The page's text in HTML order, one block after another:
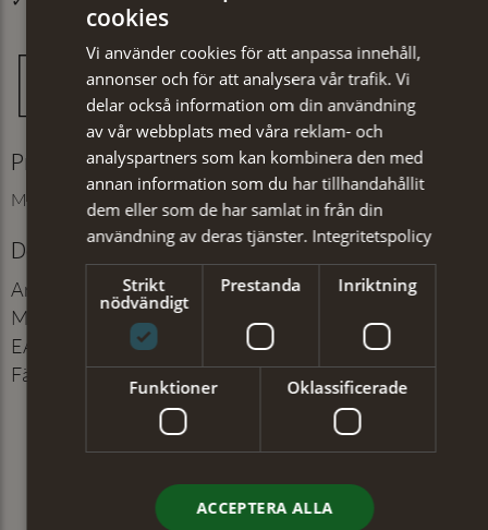
Produktinformation
Mått: 53x53 cm
Detaljer
Artikelnummer:
102885521
Material
100% Silke
EAN
7350171063346
Färg
Röd
cookies
Vi använder cookies för att anpassa innehåll,
annonser och för att analysera vår trafik. Vi
delar också information om din användning
av vår webbplats med våra reklam- och
analyspartners som kan kombinera den med
annan information som du har tillhandahållit
dem eller som de har samlat in från din
användning av deras tjänster. Integritetspolicy
Strikt
nödvändigt
Prestanda Inriktning
Funktioner Oklassificerade
ACCEPTERA ALLA